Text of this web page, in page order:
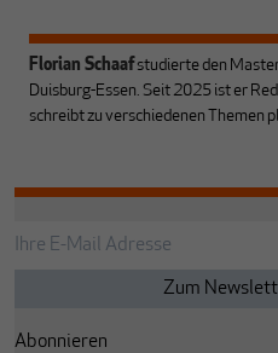
Florian Schaafstudierte den
Duisburg-Essen. Seit 2025 ist er
schreibt zu verschiedenen Themen
Abonnieren